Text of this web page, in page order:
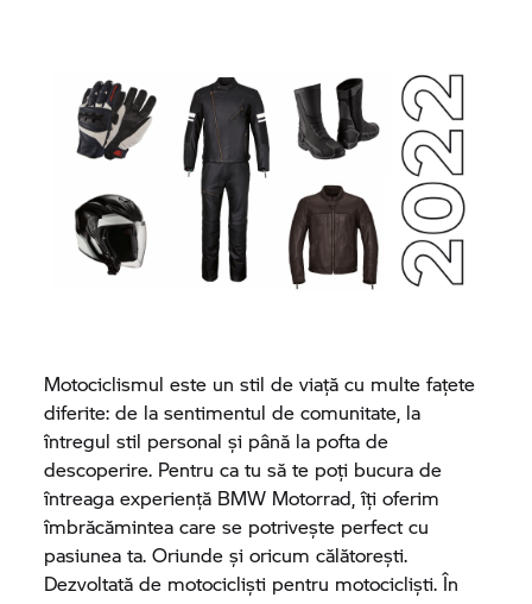
Motociclismul este un stil de viață cu multe fațete
diferite: de la sentimentul de comunitate, la
întregul stil personal și până la pofta de
descoperire. Pentru ca tu să te poți bucura de
întreaga experiență BMW Motorrad,îți oferim
îmbrăcămintea care se potrivește perfect cu
pasiunea ta. Oriunde și oricum călătorești.
Dezvoltată de motocicliști pentru motocicliști. În